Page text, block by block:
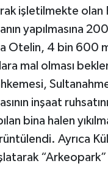
işletilmekte olan
yapılmasına
Otelin, 4 bin 600
mal olması
inşaat
bina halen
Ayrıca
“Arkeopark”